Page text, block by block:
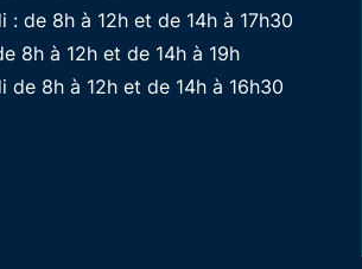
: de 8h à 12h et de 14h à 17h30
8h à 12h et de 14h à 19h
de 8h à 12h et de 14h à 16h30